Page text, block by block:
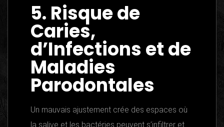
5. Risque de
Caries,
d’Infections et de
Maladies
Parodontales
Un mauvais ajustement crée des espaces où
la salive et les bactéries peuvent s’infiltrer et